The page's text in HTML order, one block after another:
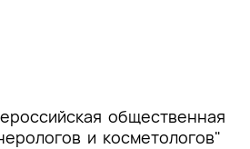
общественная
и косметологов"